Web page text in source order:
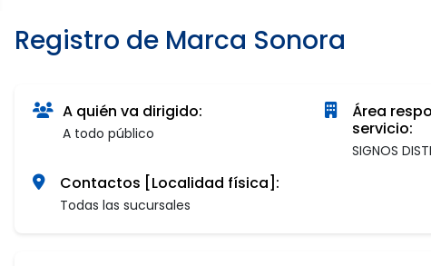
Registro de Marca Sonora
A quién va dirigido:
A todo público
Área
servicio:
SIGNOS
Contactos [Localidad física]:
Todas las sucursales